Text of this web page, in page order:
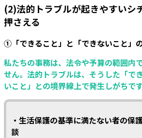
(2)法的トラブルが起きやすいシ
押さえる
①「できること」と「できないこと」
私たちの事務は、法令や予算の範囲内
せん。法的トラブルは、そうした「で
いこと」との境界線上で発生しがちです
・生活保護の基準に満たない者の保
談